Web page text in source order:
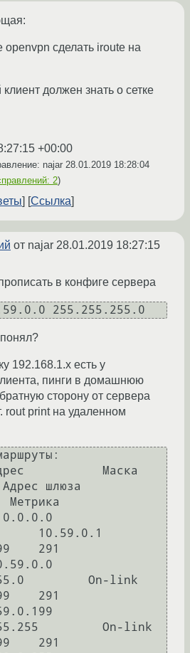
openvpn сделать iroute на
должен знать о сетке
+00:00
najar 28.01.2019 18:28:04
2)
Ссылка
от najar 28.01.2019 18:27:15
в конфиге сервера
255.255.255.0
192.168.1.x есть у
пинги в домашнюю
сторону от сервера
rout print на удаленном
Маска
шлюза
Метрика
10.59.0.1
291
On-link
291
On-link
291